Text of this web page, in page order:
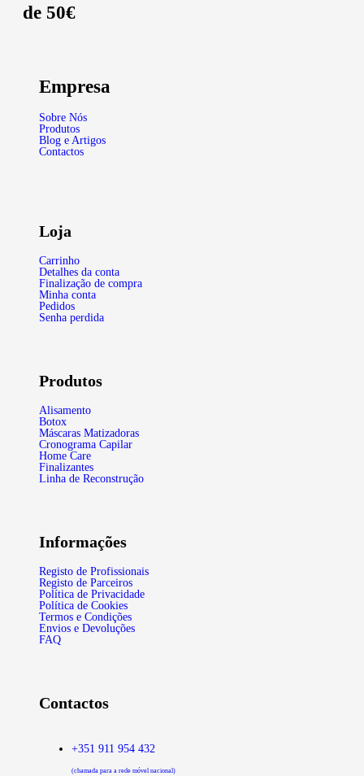
de 50€
Empresa
Sobre Nós
Produtos
Blog e Artigos
Contactos
Loja
Carrinho
Detalhes da conta
Finalização de compra
Minha conta
Pedidos
Senha perdida
Produtos
Alisamento
Botox
Máscaras Matizadoras
Cronograma Capilar
Home Care
Finalizantes
Linha de Reconstrução
Informações
Registo de Profissionais
Registo de Parceiros
Política de Privacidade
Política de Cookies
Termos e Condições
Envios e Devoluções
FAQ
Contactos
+351 911 954 432
(chamada para a rede móvel nacional)